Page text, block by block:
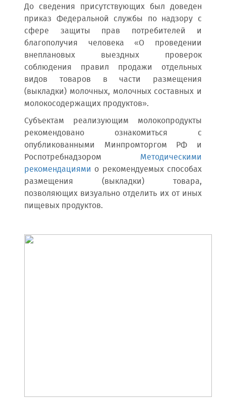
До сведения присутствующих был доведен
приказ Федеральной службы по надзору с
сфере защиты прав потребителей и
благополучия человека «О проведении
внеплановых выездных проверок
соблюдения правил продажи отдельных
видов товаров в части размещения
(выкладки) молочных, молочных составных и
молокосодержащих продуктов».
Субъектам реализующим молокопродукты
рекомендовано ознакомиться с
опубликованными Минпромторгом РФ и
Роспотребнадзором Методическими
рекомендациями о рекомендуемых способах
размещения (выкладки) товара,
позволяющих визуально отделить их от иных
пищевых продуктов.